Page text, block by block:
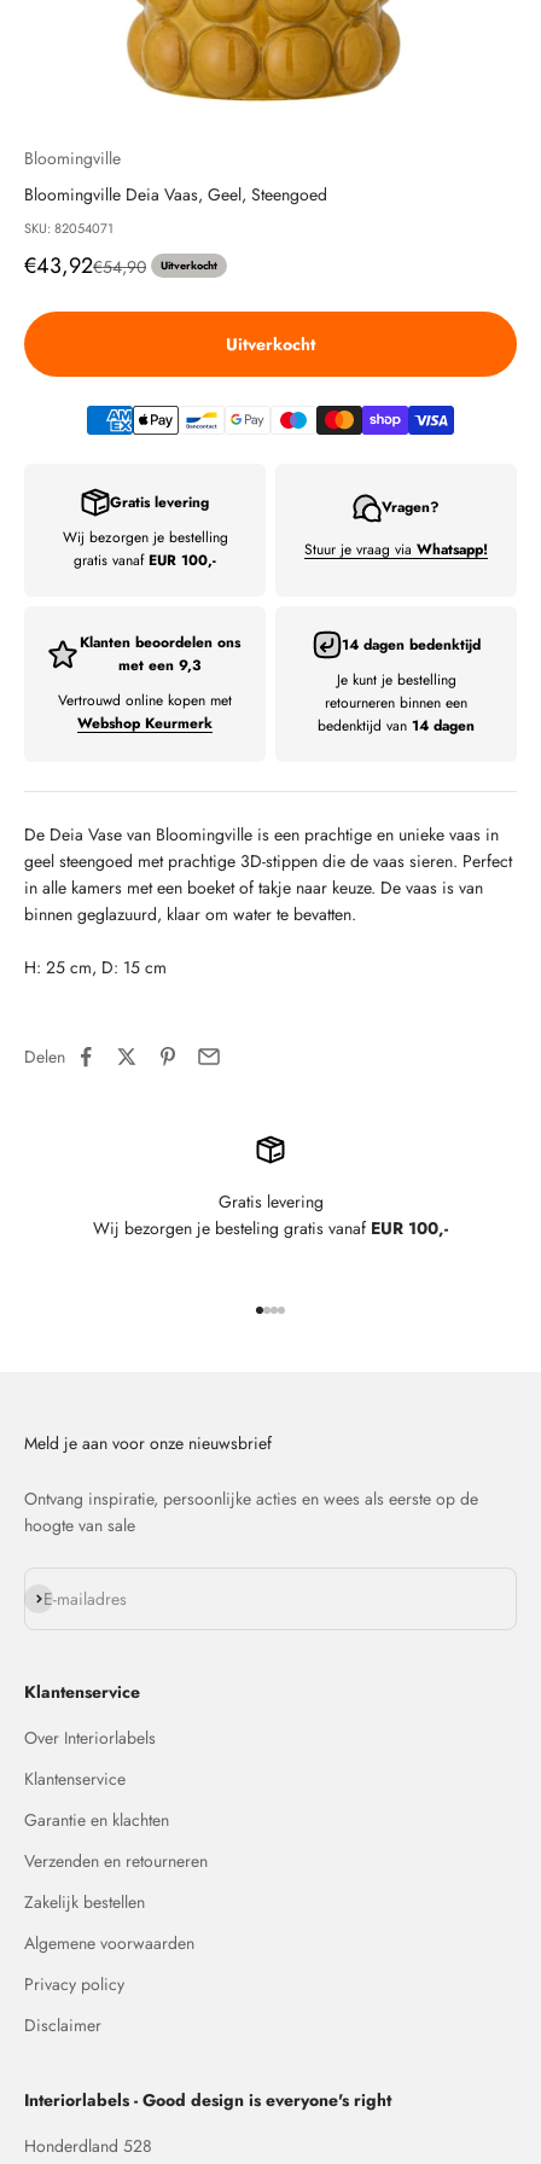
Bloomingville
Bloomingville Deia Vaas, Geel, Steengoed
SKU: 82054071
Aanbiedingsprijs
€43,92Normale prijs
€54,90 Uitverkocht
Uitverkocht
Gratis levering
Wij bezorgen je bestelling
gratis vanafEUR 100,-
Vragen?
Stuur je vraag via Whatsapp!
Klanten beoordelen ons
met een 9,3
Vertrouwd online kopen met
Webshop Keurmerk
14 dagen bedenktijd
Je kunt je bestelling
retourneren binnen een
bedenktijd van 14 dagen
De Deia Vase van Bloomingville is een prachtige en unieke vaas in
geel steengoed met prachtige 3D-stippen die de vaas sieren. Perfect
in alle kamers met een boeket of takje naar keuze. De vaas is van
binnen geglazuurd, klaar om water te bevatten.
H: 25 cm, D: 15 cm
Delen
Gratis levering
Wij bezorgen je besteling gratis vanaf EUR 100,-
Meld je aan voor onze nieuwsbrief
Ontvang inspiratie, persoonlijke acties en wees als eerste op de
hoogte van sale
E-mailadres
Abonneren
Klantenservice
Over Interiorlabels
Klantenservice
Garantie en klachten
Verzenden en retourneren
Zakelijk bestellen
Algemene voorwaarden
Privacy policy
Disclaimer
Interiorlabels - Good design is everyone's right
Honderdland 528